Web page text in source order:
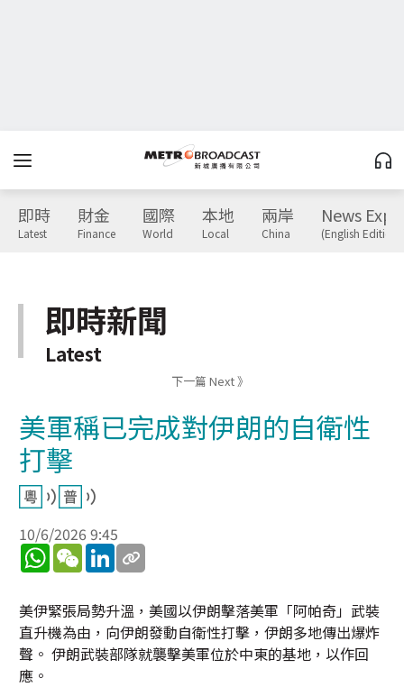
即時
Latest
財金
Finance
國際
World
本地
Local
兩岸
China
News
(English Edition)
即時新聞
Latest
下一篇 Next 》
美軍稱已完成對伊朗的自衛性
打擊
10/6/2026 9:45
WhatsApp
WeChatLinkedIn
美伊緊張局勢升溫，美國以伊朗擊落美軍「阿帕奇」武裝
直升機為由，向伊朗發動自衛性打擊，伊朗多地傳出爆炸
聲。 伊朗武裝部隊就襲擊美軍位於中東的基地，以作回
應。